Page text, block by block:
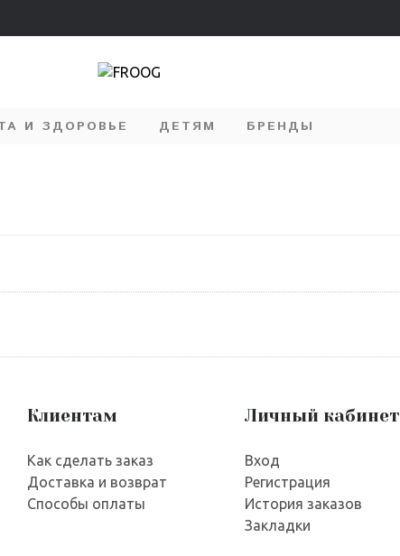
И ЗДОРОВЬЕ ДЕТЯМ БРЕНДЫ
Клиентам
Как сделать заказ
Доставка и возврат
Способы оплаты
Личный кабинет
Вход
Регистрация
История заказов
Закладки